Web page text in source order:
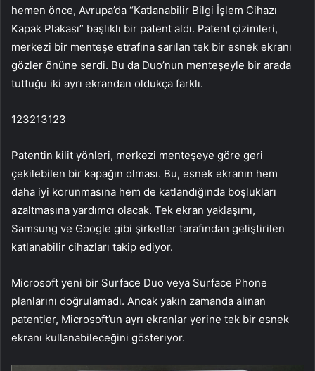
hemen önce, Avrupa’da “Katlanabilir Bilgi İşlem Cihazı
Kapak Plakası” başlıklı bir patent aldı. Patent çizimleri,
merkezi bir menteşe etrafına sarılan tek bir esnek ekranı
gözler önüne serdi. Bu da Duo’nun menteşeyle bir arada
tuttuğu iki ayrı ekrandan oldukça farklı.
123213123
Patentin kilit yönleri, merkezi menteşeye göre geri
çekilebilen bir kapağın olması. Bu, esnek ekranın hem
daha iyi korunmasına hem de katlandığında boşlukları
azaltmasına yardımcı olacak. Tek ekran yaklaşımı,
Samsung ve Google gibi şirketler tarafından geliştirilen
katlanabilir cihazları takip ediyor.
Microsoft yeni bir Surface Duo veya Surface Phone
planlarını doğrulamadı. Ancak yakın zamanda alınan
patentler, Microsoft’un ayrı ekranlar yerine tek bir esnek
ekranı kullanabileceğini gösteriyor.